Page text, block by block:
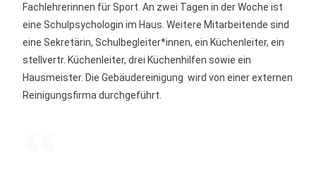
Fachlehrerinnen für Sport. An zwei Tagen in der Woche ist
eine Schulpsychologin im Haus. Weitere Mitarbeitende sind
eine Sekretärin, Schulbegleiter*innen, ein Küchenleiter, ein
stellvertr. Küchenleiter, drei Küchenhilfen sowie ein
Hausmeister. Die Gebäudereinigung wird von einer externen
Reinigungsfirma durchgeführt.